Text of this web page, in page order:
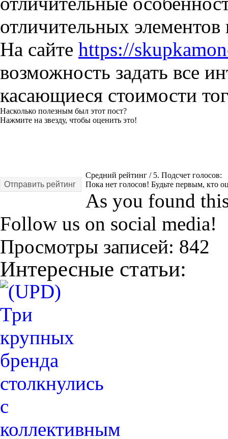
отличительных элементов
На сайте https://
возможность задать все
касающиеся стоимости
Насколько полезным был этот пост?
Нажмите на звезду, чтобы оценить это!
Отправить рейтинг
Средний рейтинг / 5. Подсчет голосов:
Пока нет голосов! Будьте первым, кто
As you found
Follow us on social media!
Просмотры записей: 842
Интересные статьи: